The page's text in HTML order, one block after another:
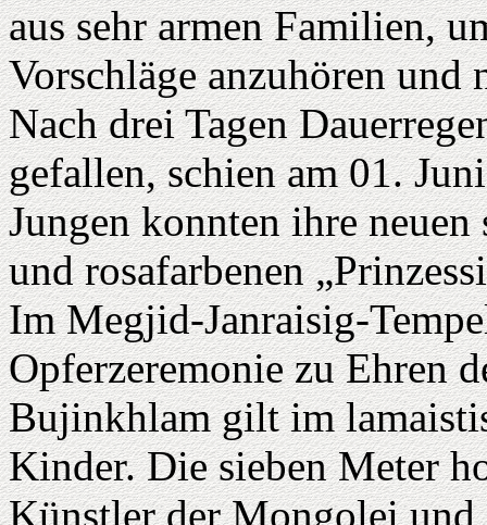
aus sehr armen Familien,
Vorschläge anzuhören und
Nach drei Tagen
gefallen, schien am 01.
Jungen konnten ihre
und rosafarbenen
Im Megjid-Janraisig-
Opferzeremonie zu Ehren
Bujinkhlam gilt im
Kinder. Die sieben Meter
Künstler der Mongolei